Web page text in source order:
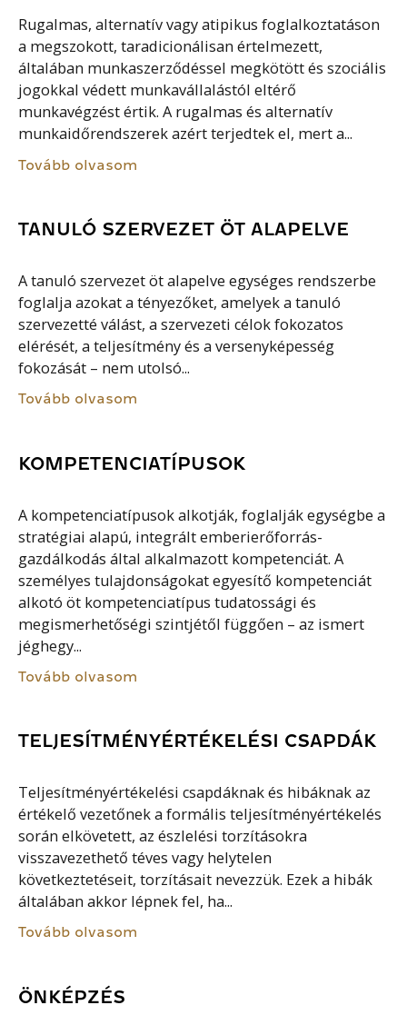
Rugalmas, alternatív vagy atipikus foglalkoztatáson
a megszokott, taradicionálisan értelmezett,
általában munkaszerződéssel megkötött és szociális
jogokkal védett munkavállalástól eltérő
munkavégzést értik. A rugalmas és alternatív
munkaidőrendszerek azért terjedtek el, mert a...
Tovább olvasom
TANULÓ SZERVEZET ÖT ALAPELVE
A tanuló szervezet öt alapelve egységes rendszerbe
foglalja azokat a tényezőket, amelyek a tanuló
szervezetté válást, a szervezeti célok fokozatos
elérését, a teljesítmény és a versenyképesség
fokozását – nem utolsó...
Tovább olvasom
KOMPETENCIATÍPUSOK
A kompetenciatípusok alkotják, foglalják egységbe a
stratégiai alapú, integrált emberierőforrás-
gazdálkodás által alkalmazott kompetenciát. A
személyes tulajdonságokat egyesítő kompetenciát
alkotó öt kompetenciatípus tudatossági és
megismerhetőségi szintjétől függően – az ismert
jéghegy...
Tovább olvasom
TELJESÍTMÉNYÉRTÉKELÉSI CSAPDÁK
Teljesítményértékelési csapdáknak és hibáknak az
értékelő vezetőnek a formális teljesítményértékelés
során elkövetett, az észlelési torzításokra
visszavezethető téves vagy helytelen
következtetéseit, torzításait nevezzük. Ezek a hibák
általában akkor lépnek fel, ha...
Tovább olvasom
ÖNKÉPZÉS